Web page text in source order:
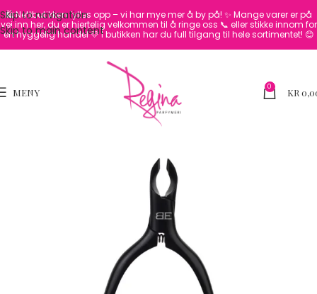
Skip to navigation
Skip to main content
🛍️ Nettbutikken fylles opp – vi har mye mer å by på! ✨ Mange varer er på
vei inn her, du er hjertelig velkommen til å ringe oss 📞 eller stikke innom for
en hyggelig handel 💛I butikken har du full tilgang til hele sortimentet! 😊
MENY 0 KR